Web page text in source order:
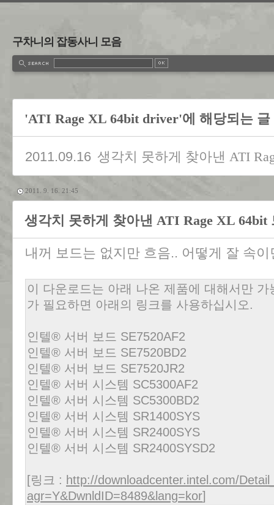
구차니의 잡동사니 모음
'ATI Rage XL 64bit driver'에 해당되는 글
2011.09.16 생각치 못하게 찾아낸 ATI
2011. 9. 16. 21:45
생각치 못하게 찾아낸 ATI Rage XL 64bit
내꺼 보드는 없지만 흐음.. 어떻게 잘 속
이 다운로드는 아래 나온 제품에 대해서만
가 필요하면 아래의 링크를 사용하십시오.
인텔® 서버 보드 SE7520AF2
인텔® 서버 보드 SE7520BD2
인텔® 서버 보드 SE7520JR2
인텔® 서버 시스템 SC5300AF2
인텔® 서버 시스템 SC5300BD2
인텔® 서버 시스템 SR1400SYS
인텔® 서버 시스템 SR2400SYS
인텔® 서버 시스템 SR2400SYSD2
[링크 : http://downloadcenter.intel.com/
agr=Y&DwnldID=8489&lang=kor]